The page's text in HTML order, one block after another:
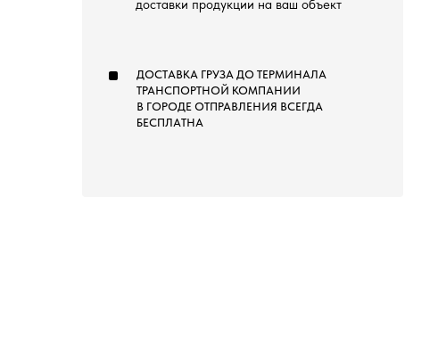
доставки продукции на ваш объект
ДОСТАВКА ГРУЗА ДО ТЕРМИНАЛА
ТРАНСПОРТНОЙ КОМПАНИИ
В ГОРОДЕ ОТПРАВЛЕНИЯ ВСЕГДА
БЕСПЛАТНА